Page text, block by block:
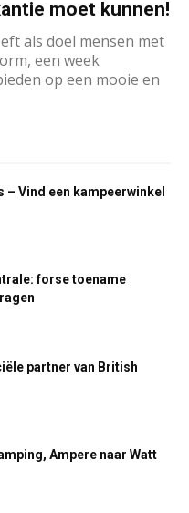
moet kunnen!
als doel mensen met
een week
op een mooie en
– Vind een kampeerwinkel
forse toename
partner van British
Ampere naar Watt